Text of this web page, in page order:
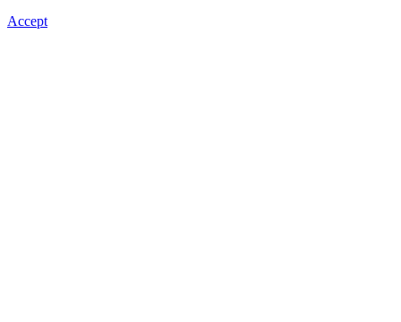
Accept